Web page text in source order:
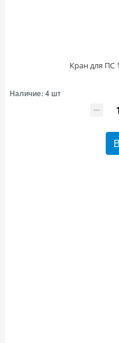
Кран для ПС
Наличие: 4 шт